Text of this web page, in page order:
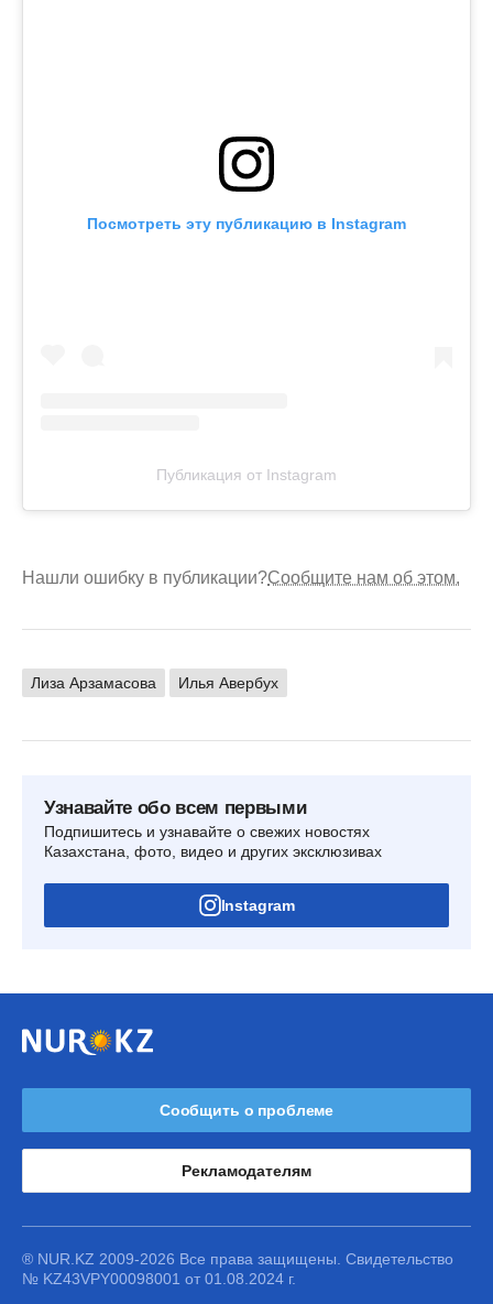
Посмотреть эту публикацию в Instagram
Публикация от Instagram
Нашли ошибку в публикации?Сообщите нам об этом.
Лиза Арзамасова Илья Авербух
Узнавайте обо всем первыми
Подпишитесь и узнавайте о свежих новостях
Казахстана, фото, видео и других эксклюзивах
Instagram
Сообщить о проблеме
Рекламодателям
® NUR.KZ 2009-2026 Все права защищены. Свидетельство
№ KZ43VPY00098001 от 01.08.2024 г.